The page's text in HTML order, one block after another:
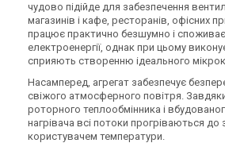
установка Systemair Topvex
TR04 HWL-L-CAV
Ціна
Ціна за запитом
Купити
TR04
Ціна
Ціна
Знятий з виробництва
Знятий з
чудово підійде для забезпечення
магазинів і кафе, ресторанів, офісних
працює практично безшумно і споживає
електроенергії, однак при цьому
сприяють створенню ідеального
Насамперед, агрегат забезпечує
свіжого атмосферного повітря.
роторного теплообмінника і
нагрівача всі потоки прогріваються до
користувачем температури.